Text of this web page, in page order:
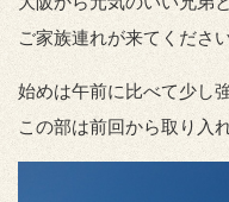
ご家族連れが来てくださ
始めは午前に比べて少し
この部は前回から取り入